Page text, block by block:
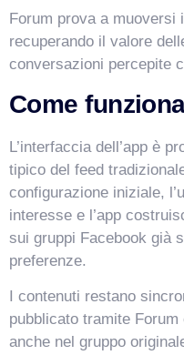
Forum prova a muoversi
recuperando il valore
conversazioni percepite
Come
L’interfaccia dell’app è
tipico del feed
configurazione iniziale,
interesse e l’app
sui gruppi Facebook già
preferenze.
I contenuti restano
pubblicato tramite
anche nel gruppo
VismarChat
Salve! Sono VismarChat,
cosa possiamo esserti